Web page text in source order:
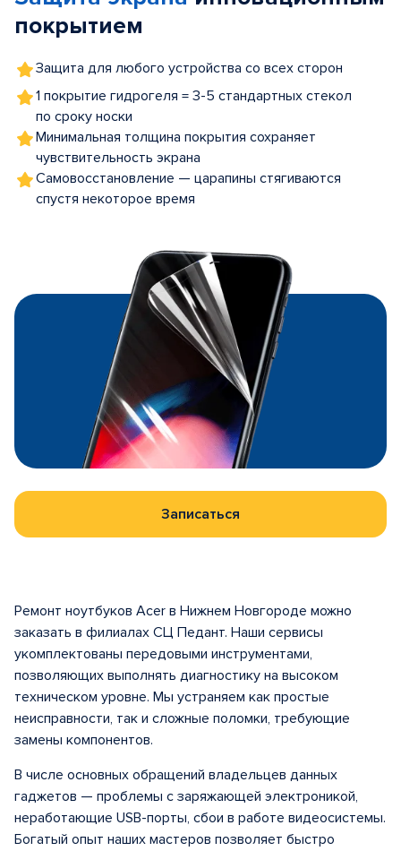
покрытием
Защита для любого устройства со всех сторон
1 покрытие гидрогеля = 3-5 стандартных стекол
по сроку носки
Минимальная толщина покрытия сохраняет
чувствительность экрана
Самовосстановление — царапины стягиваются
спустя некоторое время
Записаться
Ремонт ноутбуков Acer в Нижнем Новгороде можно
заказать в филиалах СЦ Педант. Наши сервисы
укомплектованы передовыми инструментами,
позволяющих выполнять диагностику на высоком
техническом уровне. Мы устраняем как простые
неисправности, так и сложные поломки, требующие
замены компонентов.
В числе основных обращений владельцев данных
гаджетов — проблемы с заряжающей электроникой,
неработающие USB-порты, сбои в работе видеосистемы.
Богатый опыт наших мастеров позволяет быстро